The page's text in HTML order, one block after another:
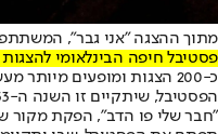
מתוך ההצגה "אני גבר",
פסטיבל חיפה הבינלאומי להצגות
כ-200 הצגות ומופעים
הפסטיבל, שיתקיים זו השנה ה-33, שבע מהן במיוחד לאירוע הנוכחי.
"חבר שלי פו הדב", הפקת מקור